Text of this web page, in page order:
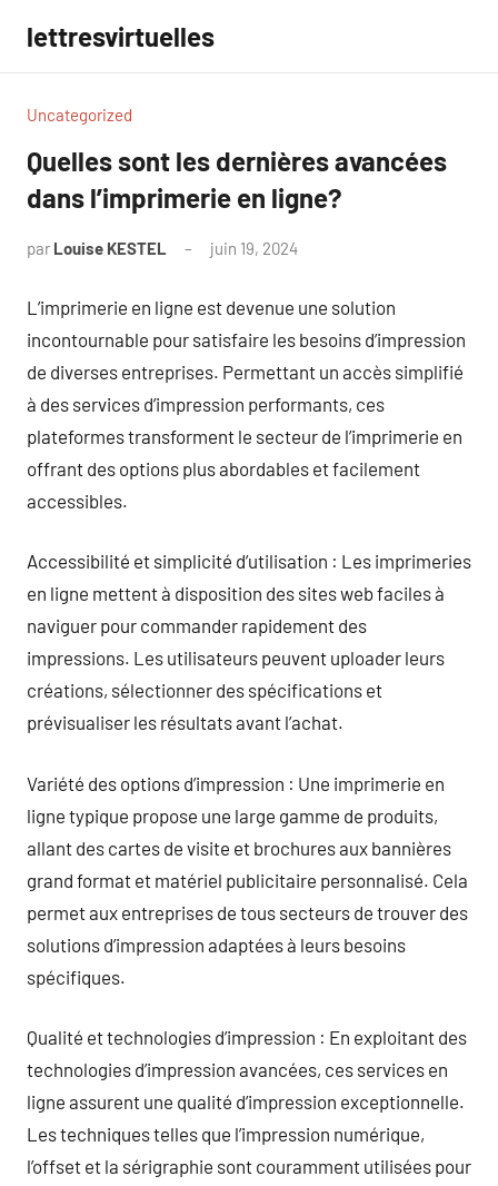
contenu
lettresvirtuelles
Uncategorized
Quelles sont les dernières avancées
dans l’imprimerie en ligne?
par Louise KESTEL juin 19, 2024
L’imprimerie en ligne est devenue une solution
incontournable pour satisfaire les besoins d’impression
de diverses entreprises. Permettant un accès simplifié
à des services d’impression performants, ces
plateformes transforment le secteur de l’imprimerie en
offrant des options plus abordables et facilement
accessibles.
Accessibilité et simplicité d’utilisation : Les imprimeries
en ligne mettent à disposition des sites web faciles à
naviguer pour commander rapidement des
impressions. Les utilisateurs peuvent uploader leurs
créations, sélectionner des spécifications et
prévisualiser les résultats avant l’achat.
Variété des options d’impression : Une imprimerie en
ligne typique propose une large gamme de produits,
allant des cartes de visite et brochures aux bannières
grand format et matériel publicitaire personnalisé. Cela
permet aux entreprises de tous secteurs de trouver des
solutions d’impression adaptées à leurs besoins
spécifiques.
Qualité et technologies d’impression : En exploitant des
technologies d’impression avancées, ces services en
ligne assurent une qualité d’impression exceptionnelle.
Les techniques telles que l’impression numérique,
l’offset et la sérigraphie sont couramment utilisées pour